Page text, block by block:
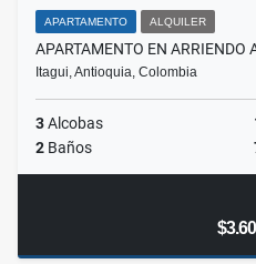
APARTAMENTO ALQUILER
APARTAMENTO EN ARRIENDO
Itagui, Antioquia, Colombia
3Alcobas
2 Baños